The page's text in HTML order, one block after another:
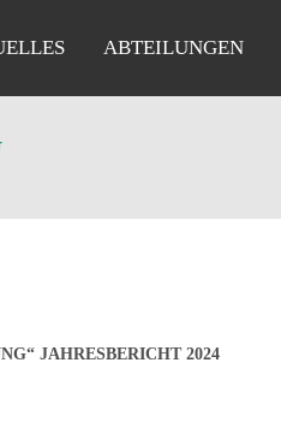
ABTEILUNGEN
JAHRESBERICHT 2024